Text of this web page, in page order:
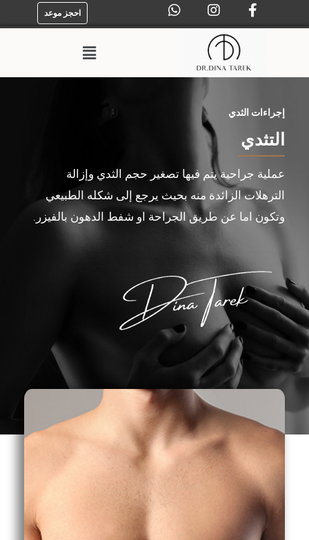
احجز موعد
إجراءات الثدي
التثدي
عملية جراحية يتم فيها تصغير حجم الثدي وإزالة
الترهلات الزائدة منه بحيث يرجع إلى شكله الطبيعي
وتكون اما عن طريق الجراحة او شفط الدهون بالفيزر.